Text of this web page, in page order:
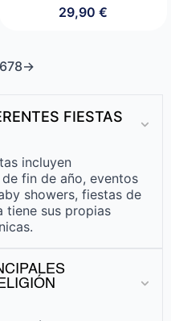
29,90 €
678→
FIESTAS
incluyen
fin de año, eventos
showers, fiestas de
tiene sus propias